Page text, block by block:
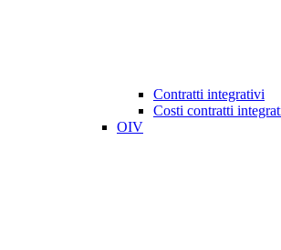
Contratti integrativi
Costi contratti
OIV